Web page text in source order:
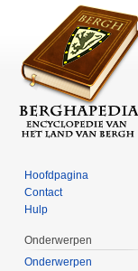
Hoofdpagina
Contact
Hulp
Onderwerpen
Onderwerpen